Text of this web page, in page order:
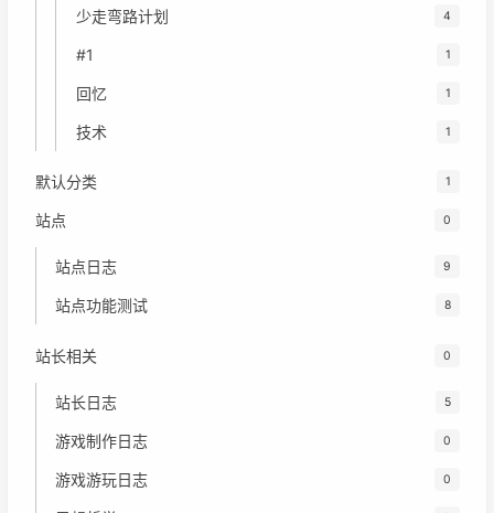
少走弯路计划 4
#1 1
回忆 1
技术 1
默认分类 1
站点 0
站点日志 9
站点功能测试 8
站长相关 0
站长日志 5
游戏制作日志 0
游戏游玩日志 0